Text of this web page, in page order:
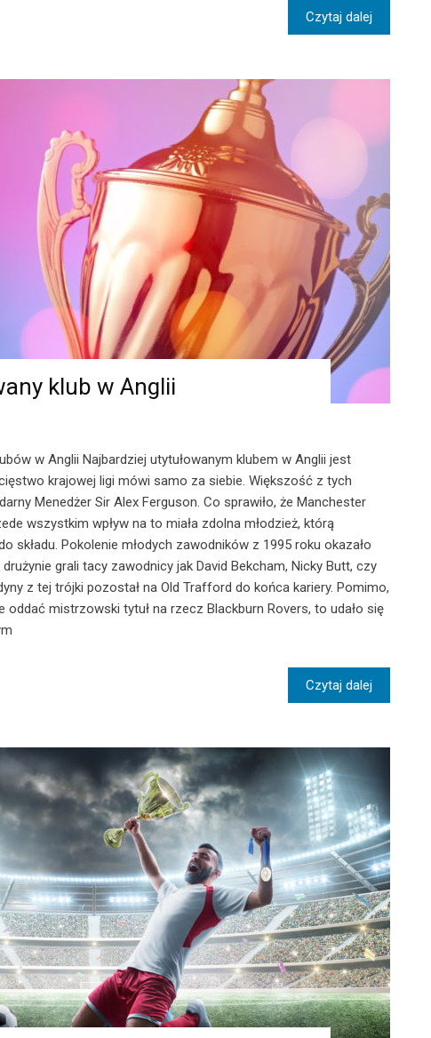
Czytaj dalej
klub w Anglii
w Anglii Najbardziej utytułowanym klubem w Anglii jest
krajowej ligi mówi samo za siebie. Większość z tych
Menedżer Sir Alex Ferguson. Co sprawiło, że Manchester
wszystkim wpływ na to miała zdolna młodzież, którą
składu. Pokolenie młodych zawodników z 1995 roku okazało
grali tacy zawodnicy jak David Bekcham, Nicky Butt, czy
z tej trójki pozostał na Old Trafford do końca kariery. Pomimo,
oddać mistrzowski tytuł na rzecz Blackburn Rovers, to udało się
Czytaj dalej